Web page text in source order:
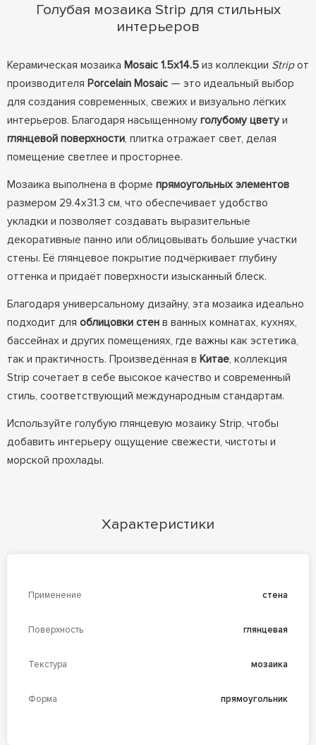
Голубая мозаика Strip для стильных
интерьеров
Керамическая мозаика Mosaic 1.5х14.5из коллекции Stripот
производителя Porcelain Mosaic— это идеальный выбор
для создания современных, свежих и визуально лёгких
интерьеров. Благодаря насыщенному голубому цветуи
глянцевой поверхности, плитка отражает свет, делая
помещение светлее и просторнее.
Мозаика выполнена в форме прямоугольных элементов
размером 29.4х31.3 см, что обеспечивает удобство
укладки и позволяет создавать выразительные
декоративные панно или облицовывать большие участки
стены. Её глянцевое покрытие подчёркивает глубину
оттенка и придаёт поверхности изысканный блеск.
Благодаря универсальному дизайну, эта мозаика идеально
подходит для облицовки стенв ванных комнатах, кухнях,
бассейнах и других помещениях, где важны как эстетика,
так и практичность. Произведённая в Китае, коллекция
Strip сочетает в себе высокое качество и современный
стиль, соответствующий международным стандартам.
Используйте голубую глянцевую мозаику Strip, чтобы
добавить интерьеру ощущение свежести, чистоты и
морской прохлады.
Характеристики
Применение стена
Поверхность глянцевая
Текстура мозаика
Форма прямоугольник